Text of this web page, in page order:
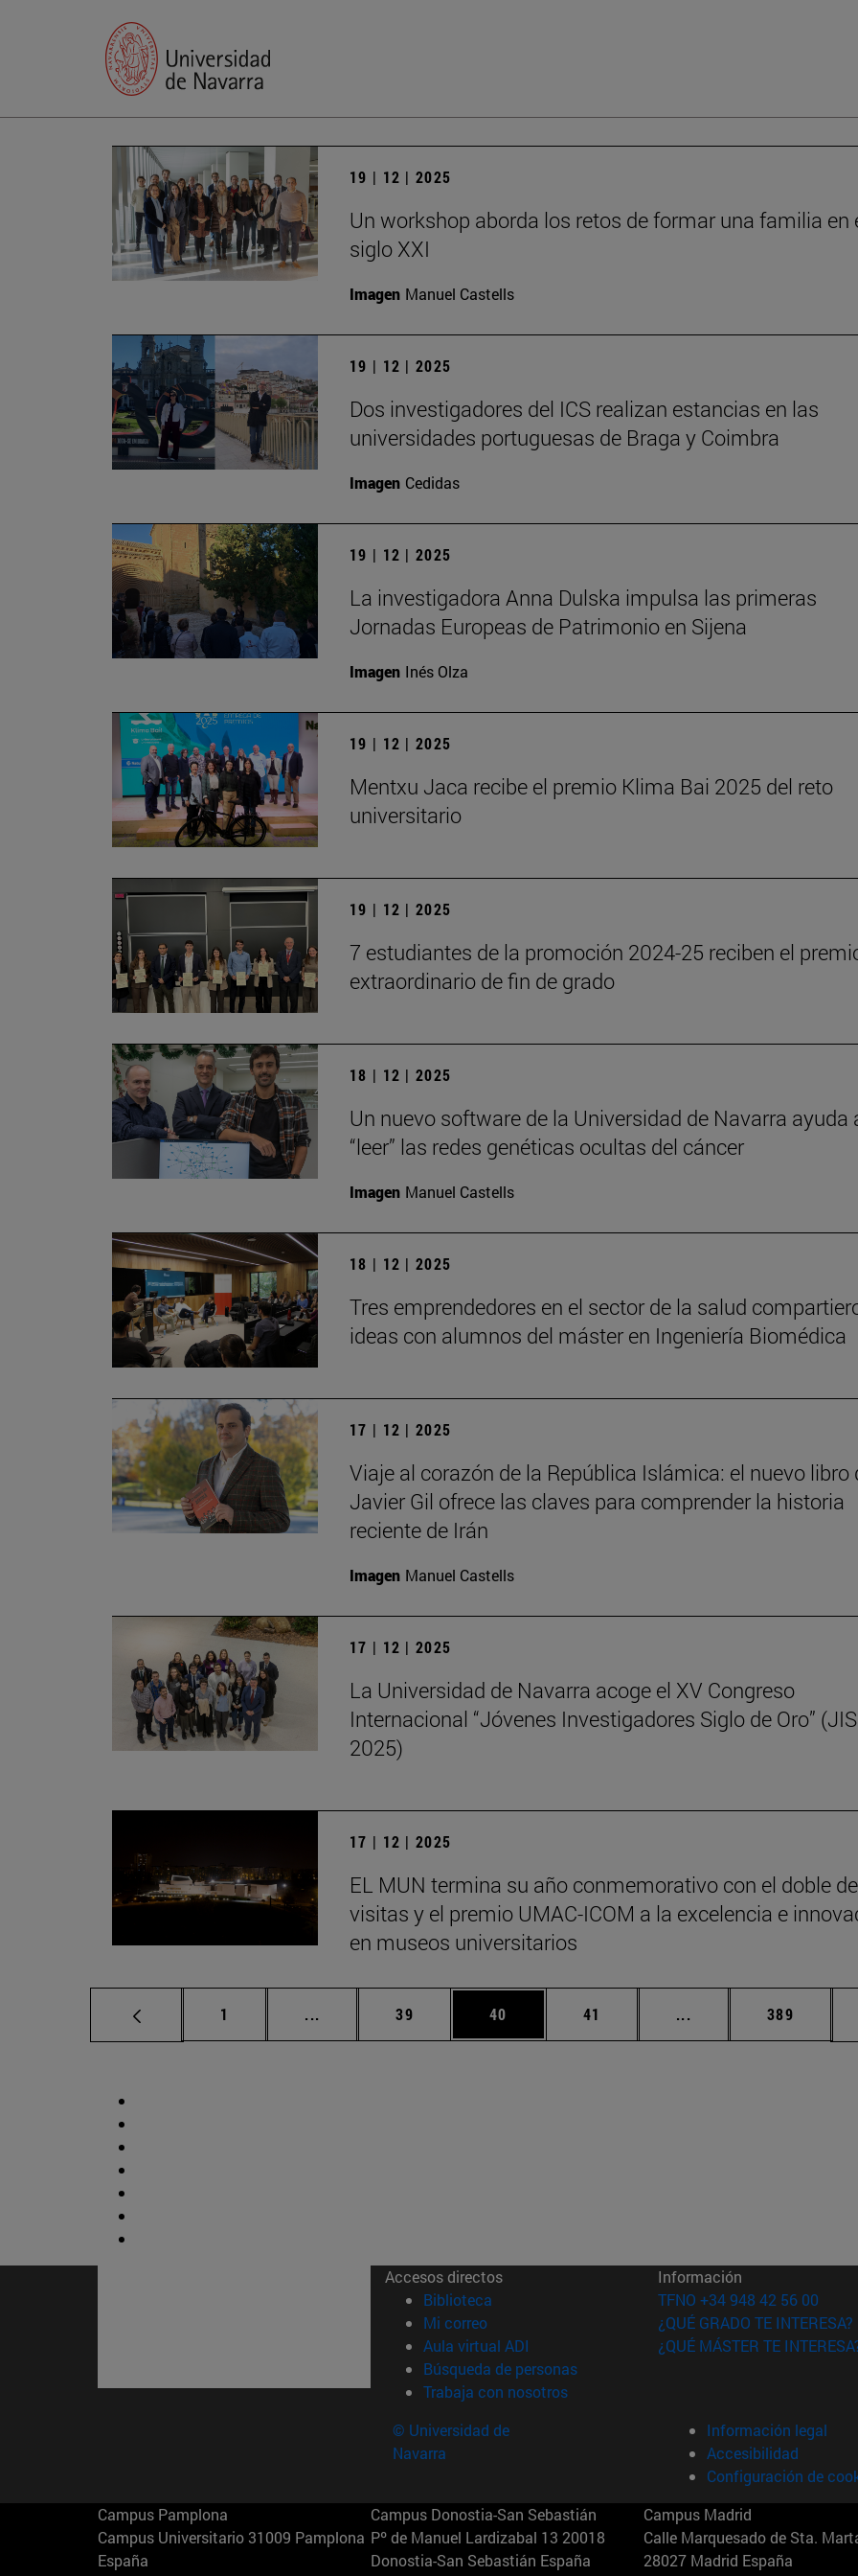
19 | 12 | 2025
Un workshop aborda los retos de formar una familia en
siglo XXI
Imagen Manuel Castells
19 | 12 | 2025
Dos investigadores del ICS realizan estancias en las
universidades portuguesas de Braga y Coimbra
Imagen Cedidas
19 | 12 | 2025
La investigadora Anna Dulska impulsa las primeras
Jornadas Europeas de Patrimonio en Sijena
Imagen Inés Olza
19 | 12 | 2025
Mentxu Jaca recibe el premio Klima Bai 2025 del reto
universitario
19 | 12 | 2025
7 estudiantes de la promoción 2024-25 reciben el
extraordinario de fin de grado
18 | 12 | 2025
Un nuevo software de la Universidad de Navarra ayuda
“leer” las redes genéticas ocultas del cáncer
Imagen Manuel Castells
18 | 12 | 2025
Tres emprendedores en el sector de la salud
ideas con alumnos del máster en Ingeniería Biomédica
17 | 12 | 2025
Viaje al corazón de la República Islámica: el nuevo libro
Javier Gil ofrece las claves para comprender la historia
reciente de Irán
Imagen Manuel Castells
17 | 12 | 2025
La Universidad de Navarra acoge el XV Congreso
Internacional “Jóvenes Investigadores Siglo de Oro”
2025)
17 | 12 | 2025
EL MUN termina su año conmemorativo con el doble de
visitas y el premio UMAC-ICOM a la excelencia e
en museos universitarios
Página
1 ... Páginas intermedias Use TAB para desplazarse.
Página
39 Página
40 Página
41 ... Páginas intermedias
Página
389
Accesos directos
Biblioteca (abre en nueva ventana)
Mi correo(abre en nueva ventana)
Aula virtual ADI (abre en nueva ventana)
Búsqueda de personas(abre en nueva ventana)
Trabaja con nosotros(abre en nueva ventana)
Información
TFNO +34 948 42 56 00
¿QUÉ GRADO TE INTERESA?
¿QUÉ MÁSTER TE
© Universidad de
Navarra
Información legal
Accesibilidad
Configuración de
Campus Pamplona
Campus Universitario 31009 Pamplona
España
Campus Donostia-San Sebastián
Pº de Manuel Lardizabal 13 20018
Donostia-San Sebastián España
Campus Madrid
Calle Marquesado de Sta.
28027 Madrid España